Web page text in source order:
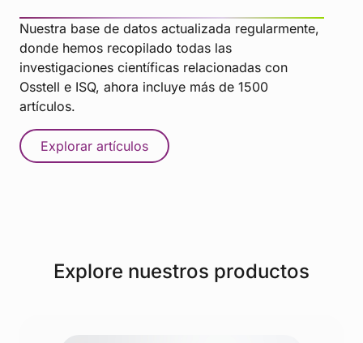
Nuestra base de datos actualizada regularmente,
donde hemos recopilado todas las
investigaciones científicas relacionadas con
Osstell e ISQ, ahora incluye más de 1500
artículos.
Explorar artículos
Explore nuestros productos